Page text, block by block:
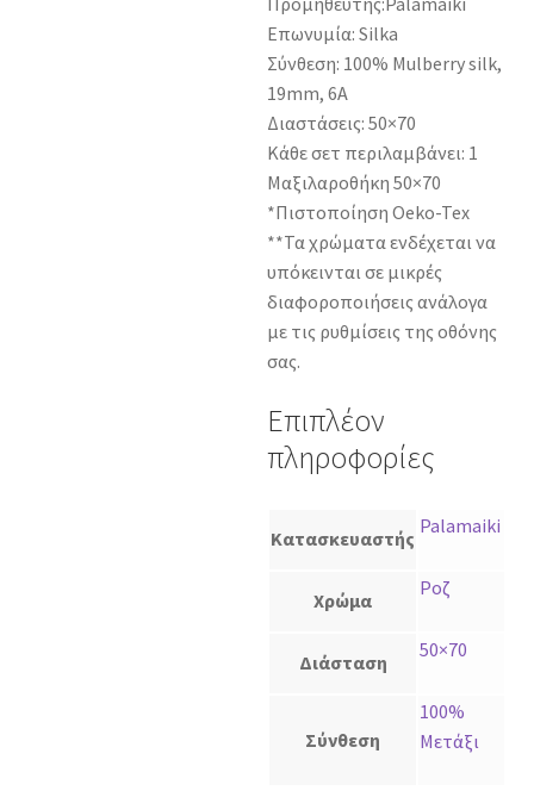
Επωνυμία: Silka
Σύνθεση: 100% Mulberry silk,
19mm, 6Α
Διαστάσεις: 50×70
Κάθε σετ περιλαμβάνει: 1
Μαξιλαροθήκη 50×70
*Πιστοποίηση Oeko-Tex
**Τα χρώματα ενδέχεται να
υπόκεινται σε μικρές
διαφοροποιήσεις ανάλογα
με τις ρυθμίσεις της οθόνης
σας.
Επιπλέον
πληροφορίες
Κατασκευαστής
Palamaiki
Χρώμα
Ροζ
Διάσταση
50×70
Σύνθεση
100%
Μετάξι